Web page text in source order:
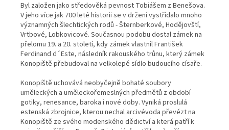
Byl založen jako středověká pevnost Tobiášem z Benešova.
V jeho více jak 700 leté historii se v držení vystřídalo mnoho
významných šlechtických rodů - Šternberkové, Hodějovští,
Vrtbové, Lobkovicové. Současnou podobu dostal zámek na
přelomu 19. a 20. století, kdy zámek vlastnil František
Ferdinand d´Este, následník rakouského trůnu, který zámek
Konopiště přebudoval na velkolepé sídlo budoucího císaře.
Konopiště uchovává neobyčejně bohaté soubory
uměleckých a uměleckořemeslných předmětů z období
gotiky, renesance, baroka i nové doby. Vyniká proslulá
estenská zbrojnice, kterou nechal arcivévoda převézt na
Konopiště ze svého modenského dědictví a která patří k